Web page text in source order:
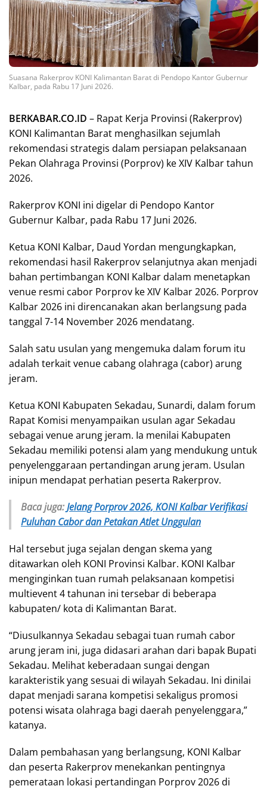
Suasana Rakerprov KONI Kalimantan Barat di Pendopo Kantor Gubernur
Kalbar, pada Rabu 17 Juni 2026.
BERKABAR.CO.ID – Rapat Kerja Provinsi (Rakerprov)
KONI Kalimantan Barat menghasilkan sejumlah
rekomendasi strategis dalam persiapan pelaksanaan
Pekan Olahraga Provinsi (Porprov) ke XIV Kalbar tahun
2026.
Rakerprov KONI ini digelar di Pendopo Kantor
Gubernur Kalbar, pada Rabu 17 Juni 2026.
Ketua KONI Kalbar, Daud Yordan mengungkapkan,
rekomendasi hasil Rakerprov selanjutnya akan menjadi
bahan pertimbangan KONI Kalbar dalam menetapkan
venue resmi cabor Porprov ke XIV Kalbar 2026. Porprov
Kalbar 2026 ini direncanakan akan berlangsung pada
tanggal 7-14 November 2026 mendatang.
Salah satu usulan yang mengemuka dalam forum itu
adalah terkait venue cabang olahraga (cabor) arung
jeram.
Ketua KONI Kabupaten Sekadau, Sunardi, dalam forum
Rapat Komisi menyampaikan usulan agar Sekadau
sebagai venue arung jeram. Ia menilai Kabupaten
Sekadau memiliki potensi alam yang mendukung untuk
penyelenggaraan pertandingan arung jeram. Usulan
inipun mendapat perhatian peserta Rakerprov.
Baca juga:Jelang Porprov 2026, KONI Kalbar Verifikasi
Puluhan Cabor dan Petakan Atlet Unggulan
Hal tersebut juga sejalan dengan skema yang
ditawarkan oleh KONI Provinsi Kalbar. KONI Kalbar
menginginkan tuan rumah pelaksanaan kompetisi
multievent 4 tahunan ini tersebar di beberapa
kabupaten/ kota di Kalimantan Barat.
“Diusulkannya Sekadau sebagai tuan rumah cabor
arung jeram ini, juga didasari arahan dari bapak Bupati
Sekadau. Melihat keberadaan sungai dengan
karakteristik yang sesuai di wilayah Sekadau. Ini dinilai
dapat menjadi sarana kompetisi sekaligus promosi
potensi wisata olahraga bagi daerah penyelenggara,”
katanya.
Dalam pembahasan yang berlangsung, KONI Kalbar
dan peserta Rakerprov menekankan pentingnya
pemerataan lokasi pertandingan Porprov 2026 di